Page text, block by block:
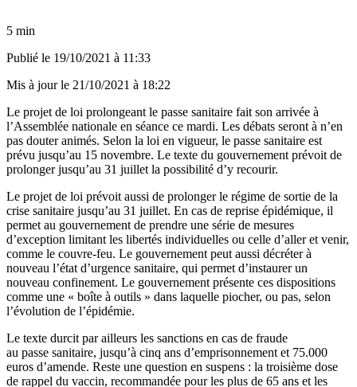
5 min
Publié le 19/10/2021 à 11:33
Mis à jour le 21/10/2021 à 18:22
Le projet de loi prolongeant le passe sanitaire fait son arrivée à
l’Assemblée nationale en séance ce mardi. Les débats seront à n’en
pas douter animés. Selon la loi en vigueur, le passe sanitaire est
prévu jusqu’au 15 novembre. Le texte du gouvernement prévoit de
prolonger jusqu’au 31 juillet la possibilité d’y recourir.
Le projet de loi prévoit aussi de prolonger le régime de sortie de la
crise sanitaire jusqu’au 31 juillet. En cas de reprise épidémique, il
permet au gouvernement de prendre une série de mesures
d’exception limitant les libertés individuelles ou celle d’aller et venir,
comme le couvre-feu. Le gouvernement peut aussi décréter à
nouveau l’état d’urgence sanitaire, qui permet d’instaurer un
nouveau confinement. Le gouvernement présente ces dispositions
comme une « boîte à outils » dans laquelle piocher, ou pas, selon
l’évolution de l’épidémie.
Le texte durcit par ailleurs les sanctions en cas de fraude
au passe sanitaire, jusqu’à cinq ans d’emprisonnement et 75.000
euros d’amende. Reste une question en suspens : la troisième dose
de rappel du vaccin, recommandée pour les plus de 65 ans et les